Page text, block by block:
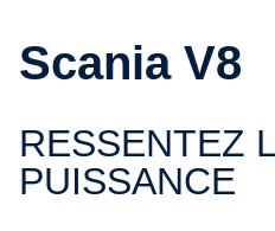
Scania V8
RESSENTEZ LA
PUISSANCE